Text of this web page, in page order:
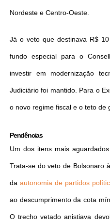
Nordeste e Centro-Oeste.
Já o veto que destinava R$
fundo especial para o
investir em modernização
Judiciário foi mantido. Para o
o novo regime fiscal e o teto de
Pendências
Um dos itens mais
Trata-se do veto de Bolsonaro
da autonomia de partidos
ao descumprimento da cota
O trecho vetado anistiava